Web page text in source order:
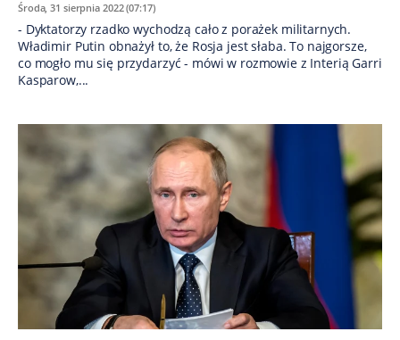
Środa, 31 sierpnia 2022 (07:17)
- Dyktatorzy rzadko wychodzą cało z porażek militarnych.
Władimir Putin obnażył to, że Rosja jest słaba. To najgorsze,
co mogło mu się przydarzyć - mówi w rozmowie z Interią Garri
Kasparow,...